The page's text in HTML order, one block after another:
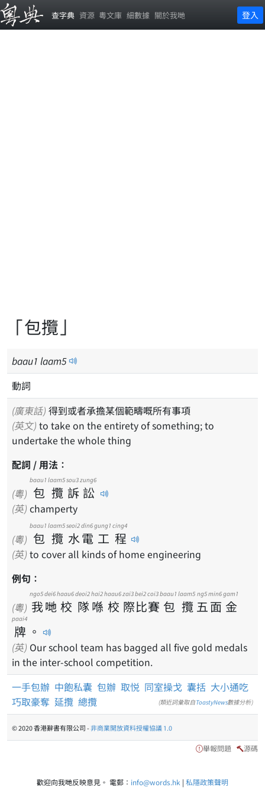
查字典 資源 粵文庫 細數據 關於我哋 登入
「包攬」
baau1 laam5
動詞
(廣東話) 得到或者承擔某個範疇嘅所有事項
(英文)
undertake the whole thing
配詞 / 用法：
(粵) 包
baau1
攬
laam5
訴
sou3
訟
zung6
(英) champerty
(粵) 包
baau1
攬
laam5
水
seoi2
電
din6
工
gung1
程
cing4
(英) to cover all kinds of home engineering
例句：
(粵) 我
ngo5
哋
dei6
校
haau6
隊
deoi2
喺
hai2
校
haau6
際
zai3
比
bei2
賽
coi3
包
baau1
攬
laam5
五
ng5
面
min6
金
gam1
牌
paai4
。
(英) Our school team has bagged all five gold medals
in the inter-school competition.
一手包辦 中飽私囊 包辦 取悦 同室操戈 囊括 大小通吃
巧取豪奪 延攬 總攬 (類近詞彙取自ToastyNews數據分析)
© 2020 香港辭書有限公司 -非商業開放資料授權協議 1.0
舉報問題 源碼
歡迎向我哋反映意見。 電郵： info@words.hk | 私隱政策聲明